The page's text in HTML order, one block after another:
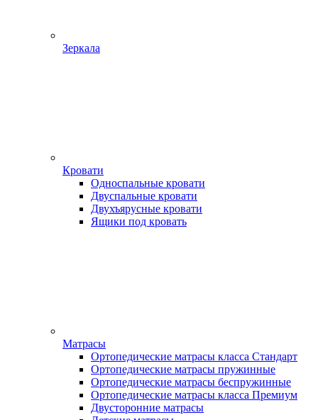
Зеркала
Кровати
Односпальные кровати
Двуспальные кровати
Двухъярусные кровати
Ящики под кровать
Матрасы
Ортопедические матрасы класса Стандарт
Ортопедические матрасы пружинные
Ортопедические матрасы беспружинные
Ортопедические матрасы класса Премиум
Двусторонние матрасы